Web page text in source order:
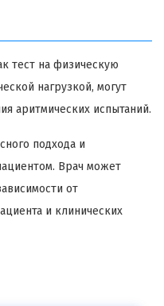
тест на физическую
нагрузкой, могут
аритмических испытаний.
подхода и
Врач может
от
и клинических